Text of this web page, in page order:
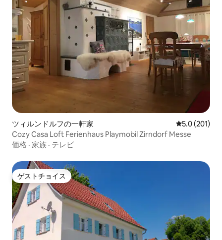
ツィルンドルフの一軒家 レビュー201
5.0 (201)
Cozy Casa Loft Ferienhaus Playmobil Zirndorf Messe
価格 · 家族 · テレビ
ゲストチョイス
ゲストチョイス